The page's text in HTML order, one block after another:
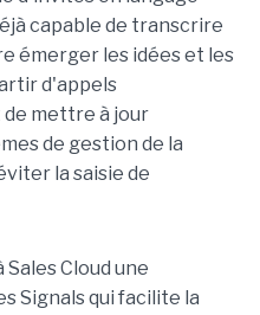
capable de transcrire
émerger les idées et les
d'appels
mettre à jour
de gestion de la
la saisie de
Cloud une
Signals qui facilite la